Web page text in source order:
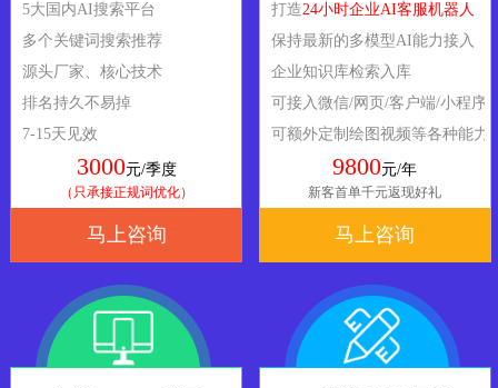
5大国内AI搜索平台
多个关键词搜索推荐
源头厂家、核心技术
排名持久不易掉
7-15天见效
3000元/季度
（只承接正规词优化）
马上咨询
打造24小时企业AI客服机器人
保持最新的多模型AI能力接入
企业知识库检索入库
可接入微信/网页/客户端/小程序
可额外定制绘图视频等各种能力
9800元/年
新客首单千元返现好礼
马上咨询